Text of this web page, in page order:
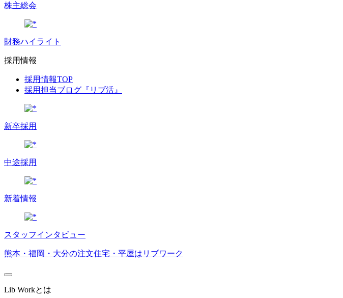
株主総会
財務ハイライト
採用情報
採用情報TOP
採用担当ブログ『リブ活』
新卒採用
中途採用
新着情報
スタッフインタビュー
熊本・福岡・大分の注文住宅・平屋はリブワーク
Lib Workとは